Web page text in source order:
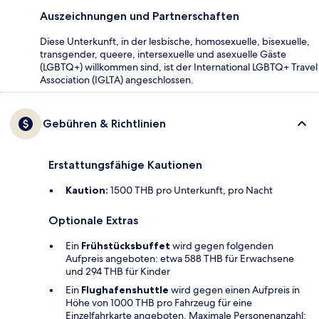
Auszeichnungen und Partnerschaften
Diese Unterkunft, in der lesbische, homosexuelle, bisexuelle,
transgender, queere, intersexuelle und asexuelle Gäste
(LGBTQ+) willkommen sind, ist der International LGBTQ+ Travel
Association (IGLTA) angeschlossen.
Gebühren & Richtlinien
Erstattungsfähige Kautionen
Kaution: 1500 THB pro Unterkunft, pro Nacht
Optionale Extras
Ein Frühstücksbuffet wird gegen folgenden
Aufpreis angeboten: etwa 588 THB für Erwachsene
und 294 THB für Kinder
Ein Flughafenshuttle wird gegen einen Aufpreis in
Höhe von 1000 THB pro Fahrzeug für eine
Einzelfahrkarte angeboten. Maximale Personenanzahl: